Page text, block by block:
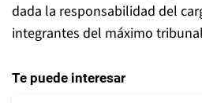
dada la responsabilidad del
integrantes del máximo
Te puede interesar